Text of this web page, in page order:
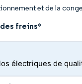
et de la
freins*
électriques de